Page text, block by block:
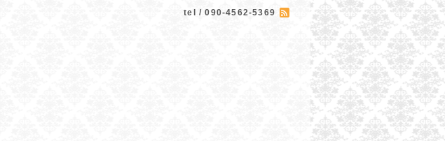
tel / 090-4562-5369